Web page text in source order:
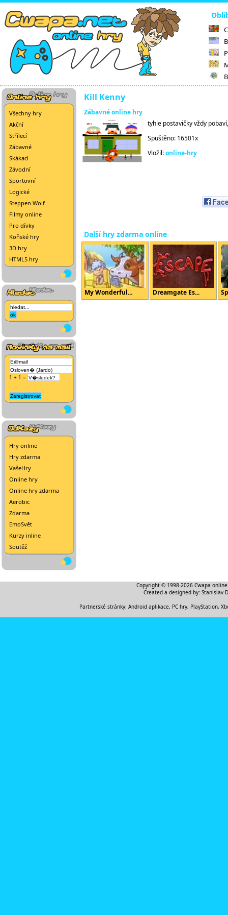
Všechny hry
Akční
Střílecí
Zábavné
Skákací
Závodní
Sportovní
Logické
Steppen Wolf
Filmy online
Pro dívky
Koňské hry
3D hry
HTML5 hry
1 + 1 =
Hry online
Hry zdarma
VašeHry
Online hry
Online hry zdarma
Aerobic
Zdarma
EmoSvět
Kurzy inline
Soutěž
Kill Kenny
Zábavné online hry
tyhle postavičky vždy
Spuštěno: 16501x
Vložil:online-hry
Další hry zdarma online
My Wonderful... Dreamgate Es...
Copyright © 1998-2026 Cwapa
Created a designed by: Stanislav
Partnerské stránky: Android aplikace, PC hry, PlayStation,